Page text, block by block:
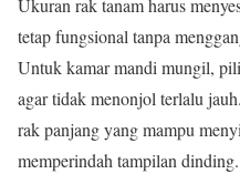
Ukuran rak tanam harus
tetap fungsional tanpa
Untuk kamar mandi mungil,
agar tidak menonjol terlalu
rak panjang yang mampu
memperindah tampilan